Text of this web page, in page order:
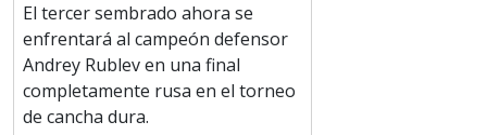
El tercer sembrado ahora se
enfrentará al campeón defensor
Andrey Rublev en una final
completamente rusa en el torneo
de cancha dura.